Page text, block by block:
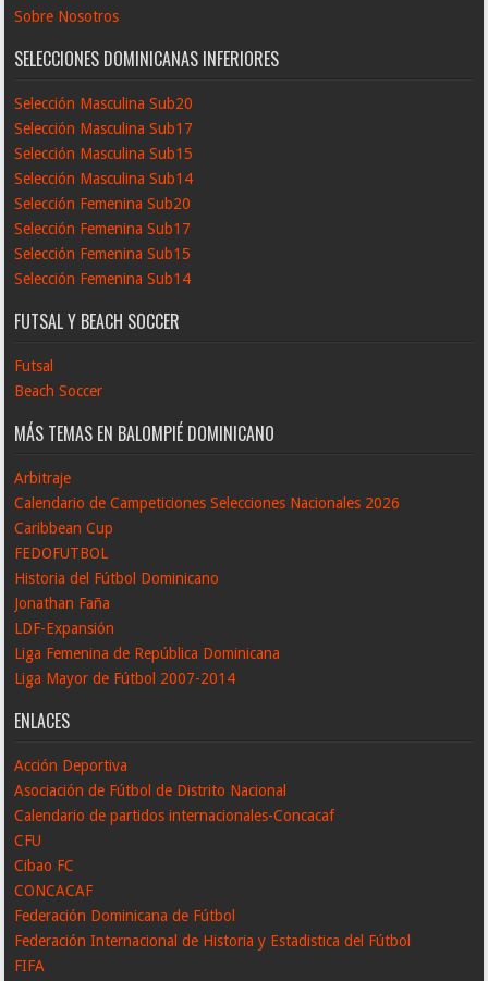
Sobre Nosotros
SELECCIONES DOMINICANAS INFERIORES
Selección Masculina Sub20
Selección Masculina Sub17
Selección Masculina Sub15
Selección Masculina Sub14
Selección Femenina Sub20
Selección Femenina Sub17
Selección Femenina Sub15
Selección Femenina Sub14
FUTSAL Y BEACH SOCCER
Futsal
Beach Soccer
MÁS TEMAS EN BALOMPIÉ DOMINICANO
Arbitraje
Calendario de Campeticiones Selecciones Nacionales 2026
Caribbean Cup
FEDOFUTBOL
Historia del Fútbol Dominicano
Jonathan Faña
LDF-Expansión
Liga Femenina de República Dominicana
Liga Mayor de Fútbol 2007-2014
ENLACES
Acción Deportiva
Asociación de Fútbol de Distrito Nacional
Calendario de partidos internacionales-Concacaf
CFU
Cibao FC
CONCACAF
Federación Dominicana de Fútbol
Federación Internacional de Historia y Estadistica del Fútbol
FIFA